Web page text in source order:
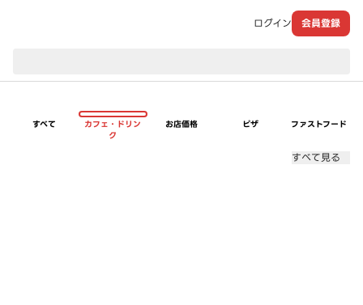
ログイン 会員登録
すべて
カフェ・ドリン
ク
お店価格 ピザ ファストフード
すべて見る